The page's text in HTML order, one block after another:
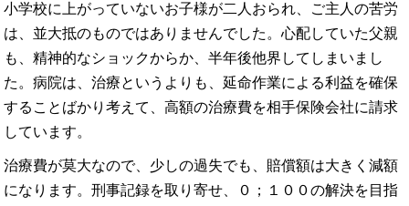
小学校に上がっていないお子様が二人おられ、ご主人の苦労
は、並大抵のものではありませんでした。心配していた父親
も、精神的なショックからか、半年後他界してしまいまし
た。病院は、治療というよりも、延命作業による利益を確保
することばかり考えて、高額の治療費を相手保険会社に請求
しています。
治療費が莫大なので、少しの過失でも、賠償額は大きく減額
になります。刑事記録を取り寄せ、０；１００の解決を目指